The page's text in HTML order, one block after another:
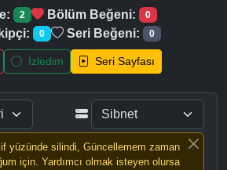
2 Bölüm Beğeni: 0
0 Seri Beğeni: 0
İzledim Seri Sayfası
yüzünde silindi, Güncellemem zaman
için. Yardımcı olmak isteyen olursa